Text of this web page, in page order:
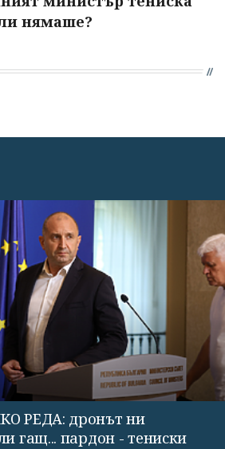
нямаше?
РЕДА: дронът ни
гащ... пардон - тениски